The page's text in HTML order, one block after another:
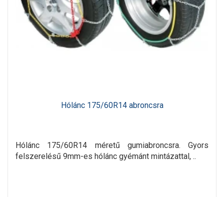
Hólánc 175/60R14 abroncsra
Hólánc 175/60R14 méretű gumiabroncsra. Gyors
felszerelésű 9mm-es hólánc gyémánt mintázattal, ..